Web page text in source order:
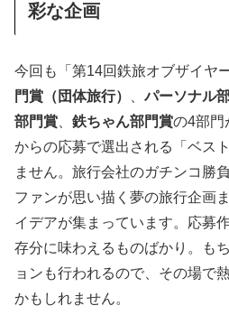
彩な企画
今回も「第14回鉄旅オブザイヤ
門賞（団体旅行）
、パーソナル
部門賞
鉄ちゃん部門賞の4部門
からの応募で選出される「ベス
ません。旅行会社のガチンコ勝
ファンが思い描く夢の旅行企画
イデアが集まっています。応募
存分に味わえるものばかり。も
ョンも行われるので、その場で
かもしれません。